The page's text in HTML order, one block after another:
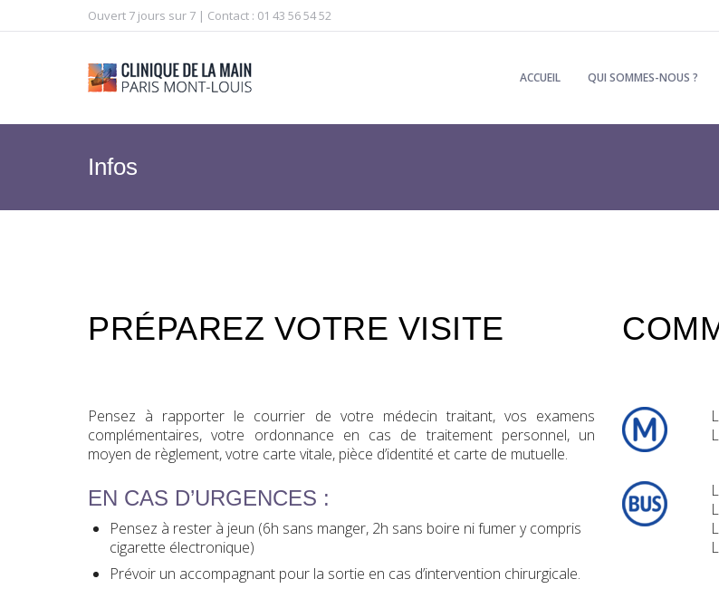
Ouvert 7 jours sur 7 | Contact : 01 43 56 54 52
ACCUEIL QUI SOMMES-NOUS ?
Infos
PRÉPAREZ VOTRE VISITE
Pensez à rapporter le courrier de votre médecin traitant, vos examens
complémentaires, votre ordonnance en cas de traitement personnel, un
moyen de règlement, votre carte vitale, pièce d’identité et carte de mutuelle.
EN CAS D’URGENCES :
Pensez à rester à jeun (6h sans manger, 2h sans boire ni fumer y compris
cigarette électronique)
Prévoir un accompagnant pour la sortie en cas d’intervention chirurgicale.